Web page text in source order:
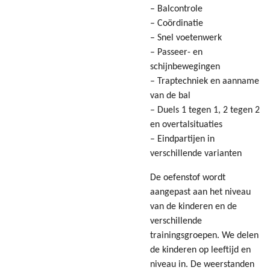
– Balcontrole
– Coördinatie
– Snel voetenwerk
– Passeer- en
schijnbewegingen
– Traptechniek en aanname
van de bal
– Duels 1 tegen 1, 2 tegen 2
en overtalsituaties
– Eindpartijen in
verschillende varianten
De oefenstof wordt
aangepast aan het niveau
van de kinderen en de
verschillende
trainingsgroepen. We delen
de kinderen op leeftijd en
niveau in. De weerstanden